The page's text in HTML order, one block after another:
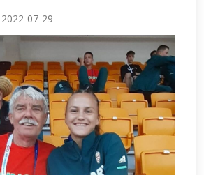
2022-07-29